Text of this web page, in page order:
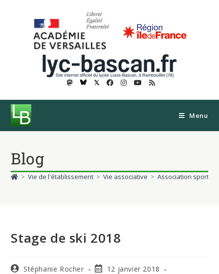
𝕏
Menu
Blog
> Vie de l'établissement > Vie associative > Association sportive
Stage de ski 2018
Stéphanie Rocher
12 janvier 2018